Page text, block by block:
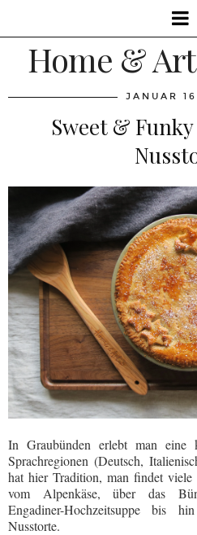
Home &
JANUAR
Sweet &
In Graubünden erlebt man eine
Sprachregionen (Deutsch,
hat hier Tradition, man findet viele
vom Alpenkäse, über das
Engadiner-Hochzeitsuppe bis
Nusstorte.